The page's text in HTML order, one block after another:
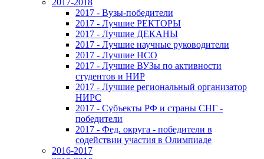
2017-2018
2017 - Вузы-победители
2017 - Лучшие РЕКТОРЫ
2017 - Лучшие ДЕКАНЫ
2017 - Лучшие научные руководители
2017 - Лучшие НСО
2017 - Лучшие ВУЗы по активности
студентов и НИР
2017 - Лучшие региональный организатор
НИРС
2017 - Субъекты РФ и страны СНГ -
победители
2017 - Фед. округа - победители в
содействии участия в Олимпиаде
2016-2017